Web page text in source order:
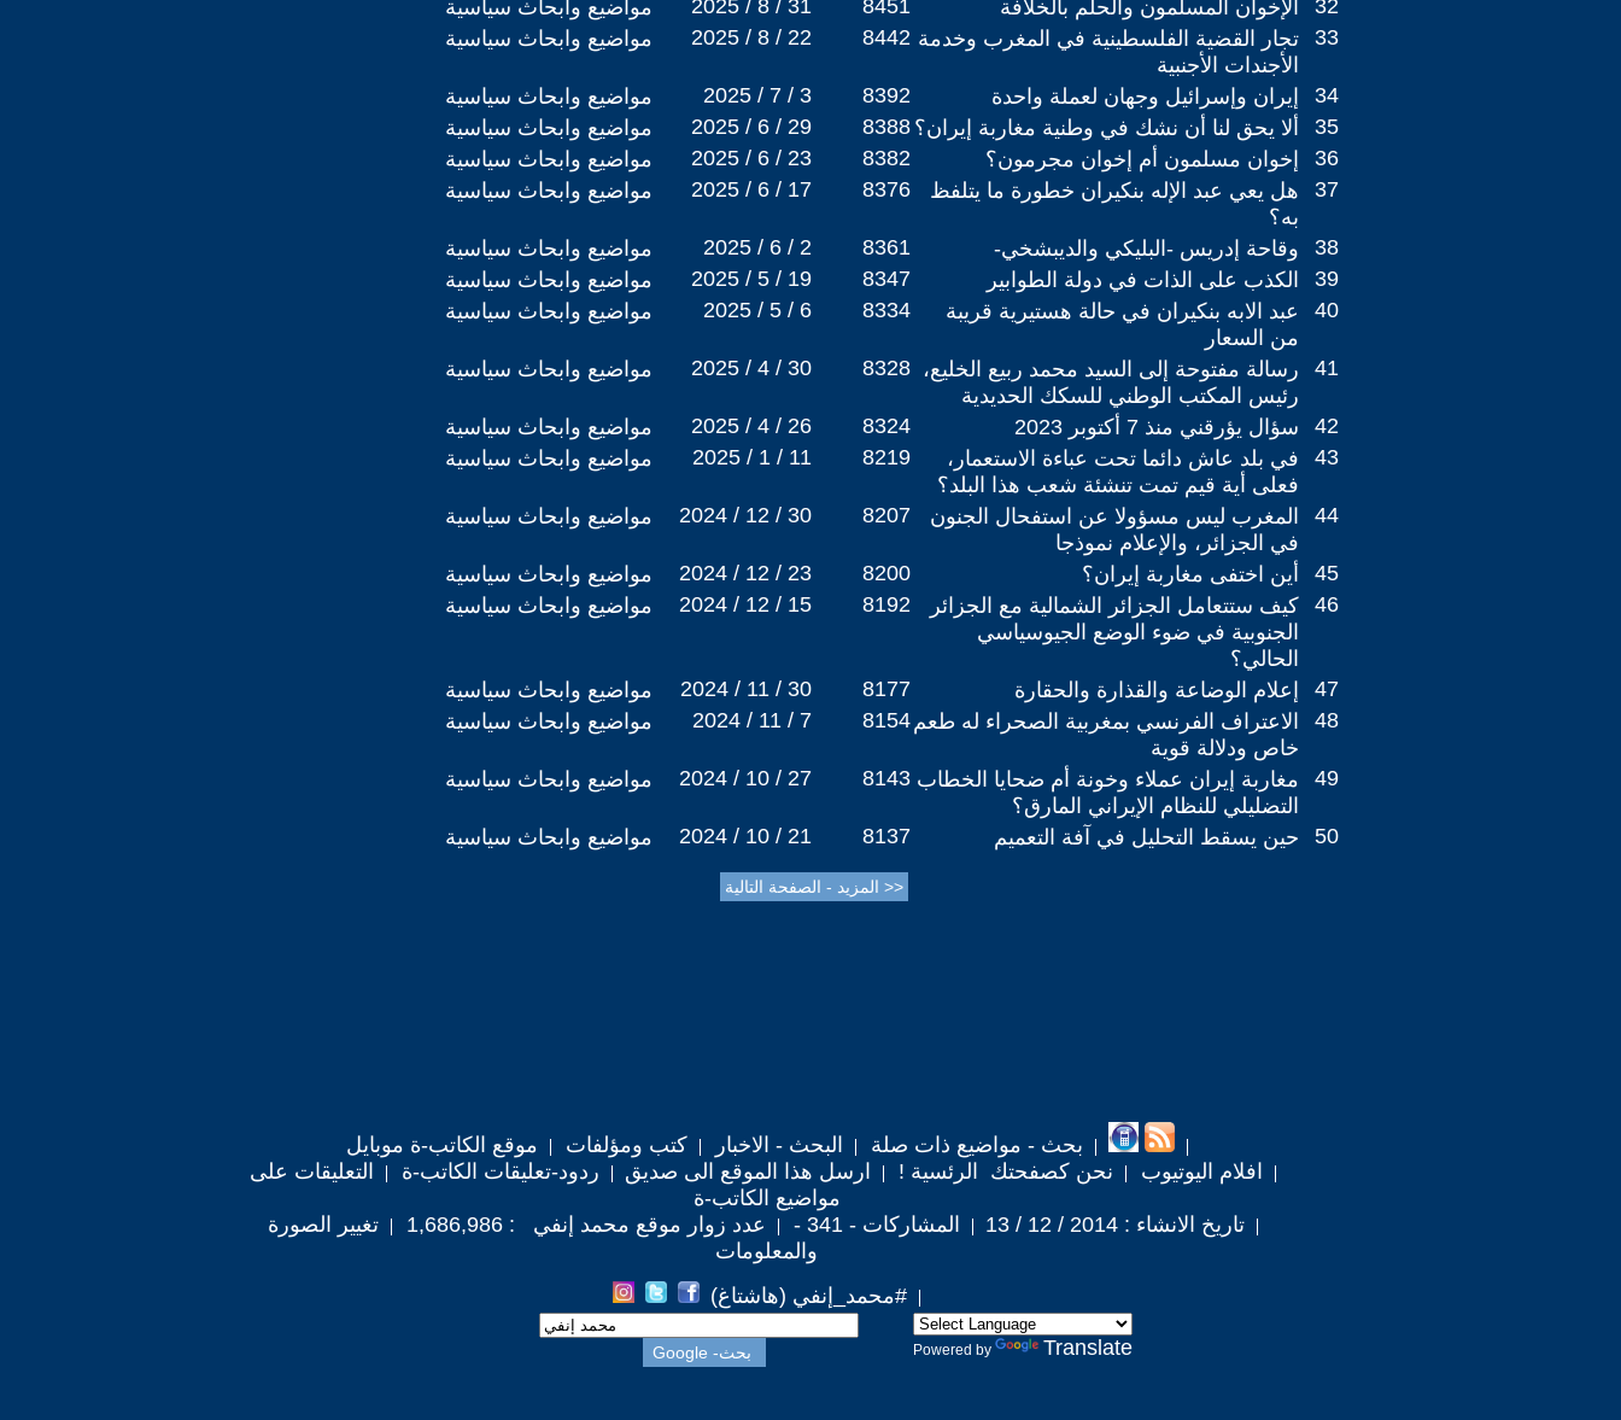
مواضيع وابحاث سياسية 2025 / 8 / 31 8451 الإخوان المسلمون والحلم بالخلافة
32
مواضيع وابحاث سياسية
2025 / 8 / 22 8442 تجار القضية الفلسطينية في المغرب وخدمة
الأجندات الأجنبية
33
مواضيع وابحاث سياسية 2025 / 7 / 3 8392 إيران وإسرائيل وجهان لعملة واحدة
34
مواضيع وابحاث سياسية
2025 / 6 / 29 8388 ألا يحق لنا أن نشك في وطنية مغاربة إيران؟
35
مواضيع وابحاث سياسية
2025 / 6 / 23 8382 إخوان مسلمون أم إخوان مجرمون؟
36
مواضيع وابحاث سياسية
2025 / 6 / 17 8376
هل يعي عبد الإله بنكيران خطورة ما يتلفظ
به؟
37
مواضيع وابحاث سياسية 2025 / 6 / 2 8361 وقاحة إدريس -البليكي والديبشخي-
38
مواضيع وابحاث سياسية
2025 / 5 / 19 8347 الكذب على الذات في دولة الطوابير
39
مواضيع وابحاث سياسية
2025 / 5 / 6 8334
عبد الابه بنكيران في حالة هستيرية قريبة
من السعار
40
مواضيع وابحاث سياسية 2025 / 4 / 30 8328 رسالة مفتوحة إلى السيد محمد ربيع الخليع،
رئيس المكتب الوطني للسكك الحديدية
41
مواضيع وابحاث سياسية 2025 / 4 / 26 8324 سؤال يؤرقني منذ 7 أكتوبر 2023
42
مواضيع وابحاث سياسية
2025 / 1 / 11 8219
في بلد عاش دائما تحت عباءة الاستعمار،
فعلى أية قيم تمت تنشئة شعب هذا البلد؟
43
مواضيع وابحاث سياسية 2024 / 12 / 30 8207
المغرب ليس مسؤولا عن استفحال الجنون
في الجزائر، والإعلام نموذجا
44
مواضيع وابحاث سياسية 2024 / 12 / 23 8200 أين اختفى مغاربة إيران؟
45
مواضيع وابحاث سياسية
2024 / 12 / 15 8192
كيف ستتعامل الجزائر الشمالية مع الجزائر
الجنوبية في ضوء الوضع الجيوسياسي
الحالي؟
46
مواضيع وابحاث سياسية 2024 / 11 / 30 8177 إعلام الوضاعة والقذارة والحقارة
47
مواضيع وابحاث سياسية
2024 / 11 / 7 8154الاعتراف الفرنسي بمغربية الصحراء له طعم
خاص ودلالة قوية
48
مواضيع وابحاث سياسية 2024 / 10 / 27 8143 مغاربة إيران عملاء وخونة أم ضحايا الخطاب
التضليلي للنظام الإيراني المارق؟
49
مواضيع وابحاث سياسية 2024 / 10 / 21 8137 حين يسقط التحليل في آفة التعميم 50
بحث - مواضيع ذات صلة البحث - الاخبار كتب ومؤلفات
موقع الكاتب-ة موبايل
افلام اليوتيوب
نحن كصفحتك الرئسية ! ارسل هذا الموقع الى صديق ردود-تعليقات الكاتب-ة
التعليقات على
مواضيع الكاتب-ة
تاريخ الانشاء : 2014 / 12 / 13
المشاركات - 341 - عدد زوار موقع محمد إنفي : 1,686,986
تغيير الصورة
والمعلومات
#محمد_إنفي (هاشتاغ)
Powered by Translate